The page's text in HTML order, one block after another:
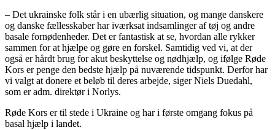
– Det ukrainske folk står i en ubærlig situation, og mange danskere
og danske fællesskaber har iværksat indsamlinger af tøj og andre
basale fornødenheder. Det er fantastisk at se, hvordan alle rykker
sammen for at hjælpe og gøre en forskel. Samtidig ved vi, at der
også er hårdt brug for akut beskyttelse og nødhjælp, og ifølge Røde
Kors er penge den bedste hjælp på nuværende tidspunkt. Derfor har
vi valgt at donere et beløb til deres arbejde, siger Niels Duedahl,
som er adm. direktør i Norlys.
Røde Kors er til stede i Ukraine og har i første omgang fokus på
basal hjælp i landet.